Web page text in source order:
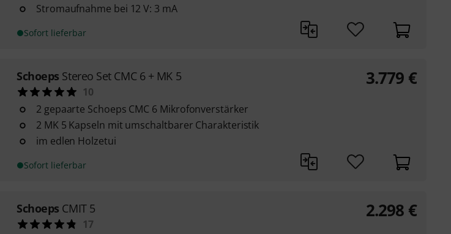
Stromaufnahme bei 12 V: 3 mA
Sofort lieferbar
Schoeps Stereo Set CMC 6 + MK 5
10
2 gepaarte Schoeps CMC 6 Mikrofonverstärker
2 MK 5 Kapseln mit umschaltbarer Charakteristik
im edlen Holzetui
Sofort lieferbar
3.779 €
Schoeps CMIT 5
17
2.298 €